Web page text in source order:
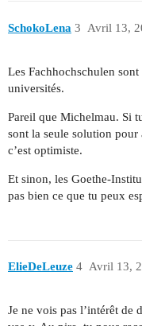
SchokoLena Avril 13,
3
Les Fachhochschulen
universités.
Pareil que Michelmau. Si
sont la seule solution
c’est optimiste.
Et sinon, les Goethe-
pas bien ce que tu peux
ElieDeLeuze Avril 13,
4
Je ne vois pas l’intérêt de